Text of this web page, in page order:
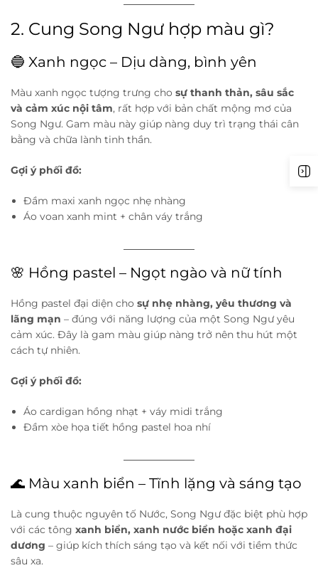
2. Cung Song Ngư hợp màu gì?
🔵 Xanh ngọc – Dịu dàng, bình yên
Màu xanh ngọc tượng trưng cho sự thanh thản, sâu sắc
và cảm xúc nội tâm, rất hợp với bản chất mộng mơ của
Song Ngư. Gam màu này giúp nàng duy trì trạng thái cân
bằng và chữa lành tinh thần.
Gợi ý phối đồ:
Đầm maxi xanh ngọc nhẹ nhàng
Áo voan xanh mint + chân váy trắng
🌸 Hồng pastel – Ngọt ngào và nữ tính
Hồng pastel đại diện cho sự nhẹ nhàng, yêu thương và
lãng mạn – đúng với năng lượng của một Song Ngư yêu
cảm xúc. Đây là gam màu giúp nàng trở nên thu hút một
cách tự nhiên.
Gợi ý phối đồ:
Áo cardigan hồng nhạt + váy midi trắng
Đầm xòe họa tiết hồng pastel hoa nhí
🌊 Màu xanh biển – Tĩnh lặng và sáng tạo
Là cung thuộc nguyên tố Nước, Song Ngư đặc biệt phù hợp
với các tông xanh biển, xanh nước biển hoặc xanh đại
dương – giúp kích thích sáng tạo và kết nối với tiềm thức
sâu xa.